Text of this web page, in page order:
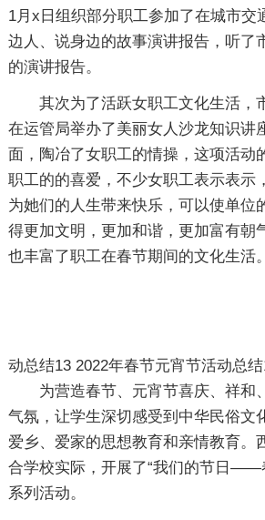
1月x日组织部分职工参加了在城市交
边人、说身边的故事演讲报告，听了
的演讲报告。
其次为了活跃女职工文化生活，
在运管局举办了美丽女人沙龙知识讲
面，陶冶了女职工的情操，这项活动
职工的的喜爱，不少女职工表示表示
为她们的人生带来快乐，可以使单位
得更加文明，更加和谐，更加富有朝
也丰富了职工在春节期间的文化生活。
动总结13
为营造春节、元宵节喜庆、祥和
气氛，让学生深切感受到中华民俗文
爱乡、爱家的思想教育和亲情教育。
合学校实际，开展了“我们的节日——
系列活动。
2022年春节元宵节活动总